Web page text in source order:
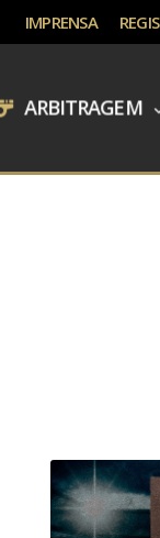
IMPRENSA
ARBITRAGEM